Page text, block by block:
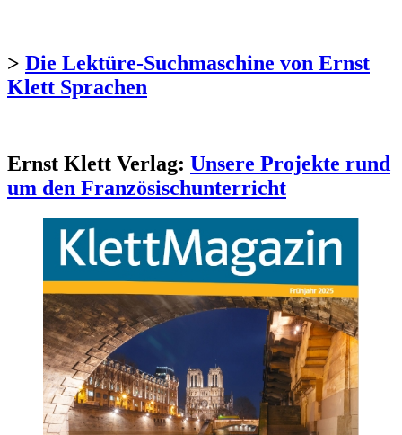
> Die Lektüre-Suchmaschine von Ernst
Klett Sprachen
Ernst Klett Verlag: Unsere Projekte rund
um den Französischunterricht